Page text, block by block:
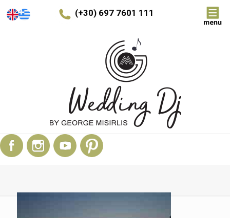
(+30) 697 7601 111